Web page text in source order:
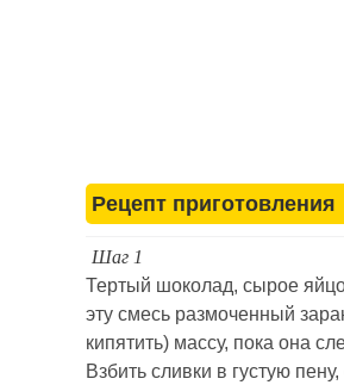
Рецепт приготовления
Шаг 1
Тертый шоколад, сырое
эту смесь размоченный
кипятить) массу, пока она
Взбить сливки в густую